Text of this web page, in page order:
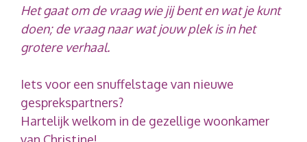
Het gaat om de vraag wie jij bent en wat je kunt
doen; de vraag naar wat jouw plek is in het
grotere verhaal.
Iets voor een snuffelstage van nieuwe
gesprekspartners?
Hartelijk welkom in de gezellige woonkamer